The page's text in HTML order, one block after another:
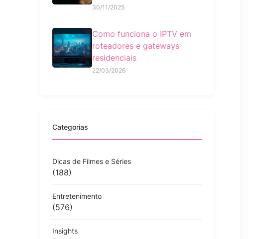
30/11/2025
Como funciona o IPTV em
roteadores e gateways
residenciais
22/03/2026
Categorias
Dicas de Filmes e Séries
(188)
Entretenimento
(576)
Insights